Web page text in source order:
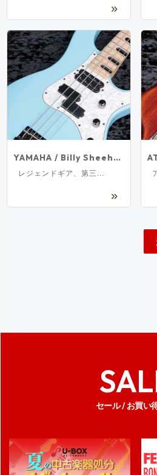
YAMAHA / Billy Sheehan Signature ATTITUDE LIMITED 3 Sonic Blue 【新宿店】
レジェンドギア、第三...
セール / お買い